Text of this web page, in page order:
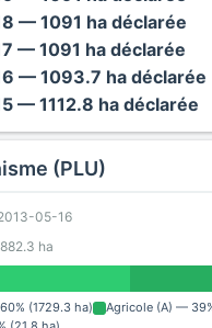
— 1091 ha déclarée
— 1091 ha déclarée
— 1093.7 ha déclarée
— 1112.8 ha déclarée
(PLU)
05-16
ha
(1729.3 ha)
Agricole (A) —